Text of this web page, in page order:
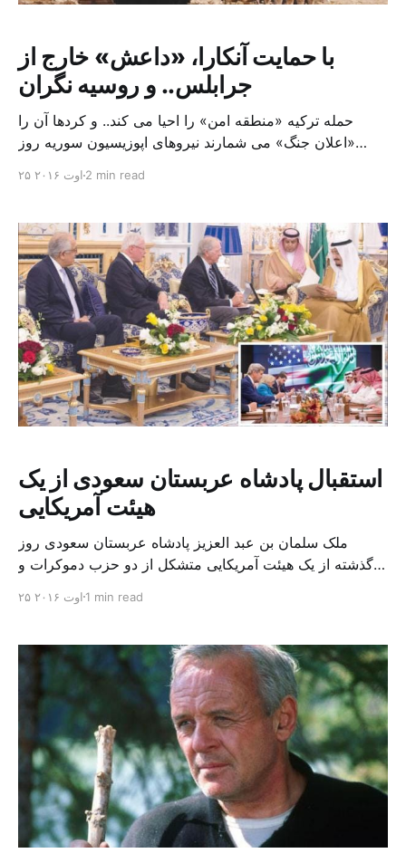
با حمایت آنکارا، «داعش» خارج از
جرابلس.. و روسیه نگران
حمله ترکیه «منطقه امن» را احیا می کند.. و کردها آن را
«اعلان جنگ» می شمارند نیروهای اپوزیسیون سوریه روز
جرابلس را تقریباً به طور کامل به دست گرفتند. این تحول پس
عملیات […]
۲۵ اوت ۲۰۱۶ 2 min read
استقبال پادشاه عربستان سعودی از یک
هیئت آمریکایی
ملک سلمان بن عبد العزیز پادشاه عربستان سعودی روز
گذشته از یک هیئت آمریکایی متشکل از دو حزب دموکرات و
به اعضای هیئت آمریکایی در این کشور خوش آمد گفت و برای
۲۵ اوت ۲۰۱۶ 1 min read